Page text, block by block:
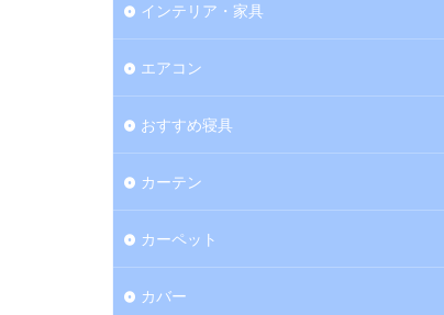
インテリア・家具
エアコン
おすすめ寝具
カーテン
カーペット
カバー